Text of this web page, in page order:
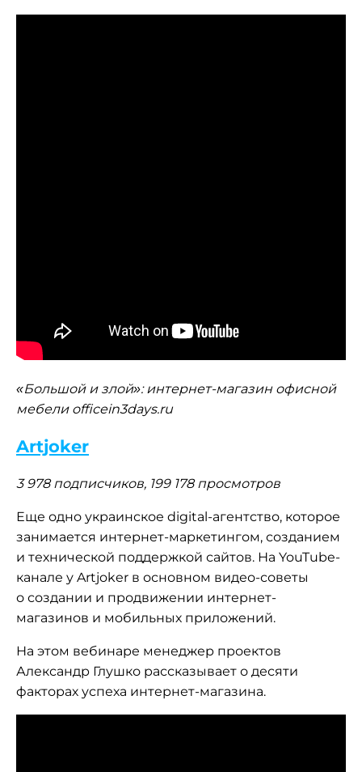
«Большой и злой»: интернет-магазин офисной
мебели officein3days.ru
Artjoker
3 978 подписчиков, 199 178 просмотров
Еще одно украинское digital-агентство, которое
занимается интернет-маркетингом, созданием
и технической поддержкой сайтов. На YouTube-
канале у Artjoker в основном видео-советы
о создании и продвижении интернет-
магазинов и мобильных приложений.
На этом вебинаре менеджер проектов
Александр Глушко рассказывает о десяти
факторах успеха интернет-магазина.